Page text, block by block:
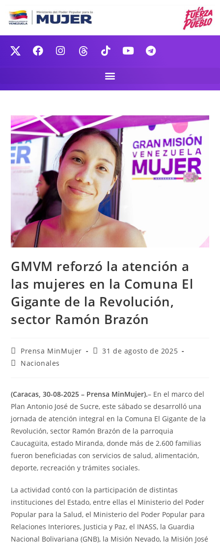
GMVM reforzó la atención a
las mujeres en la Comuna El
Gigante de la Revolución,
sector Ramón Brazón
Prensa MinMujer
31 de agosto de 2025
Nacionales
(Caracas, 30-08-2025 – Prensa MinMujer).– En el marco del
Plan Antonio José de Sucre, este sábado se desarrolló una
jornada de atención integral en la Comuna El Gigante de la
Revolución, sector Ramón Brazón de la parroquia
Caucagüita, estado Miranda, donde más de 2.600 familias
fueron beneficiadas con servicios de salud, alimentación,
deporte, recreación y trámites sociales.
La actividad contó con la participación de distintas
instituciones del Estado, entre ellas el Ministerio del Poder
Popular para la Salud, el Ministerio del Poder Popular para
Relaciones Interiores, Justicia y Paz, el INASS, la Guardia
Nacional Bolivariana (GNB), la Misión Nevado, la Misión José